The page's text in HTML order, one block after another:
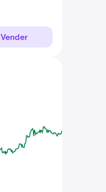
Vender